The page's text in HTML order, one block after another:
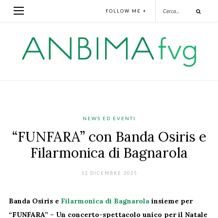
FOLLOW ME +
NEWS ED EVENTI
“FUNFARA” con Banda Osiris e
Filarmonica di Bagnarola
12 DICEMBRE 2025
Banda Osiris e Filarmonica di Bagnarolainsieme per
“FUNFARA” – Un concerto-spettacolo unico per il Natale